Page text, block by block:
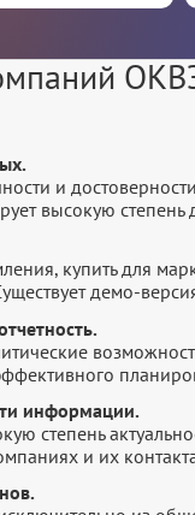
и
высокую
купить для
демо-
информации.
степень
и их